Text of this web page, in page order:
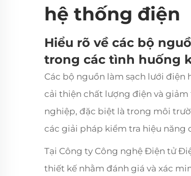
hệ thống điện
Hiểu rõ về các bộ
trong các tình huống
Các bộ nguồn làm sạch lưới
cải thiện chất lượng điện và
nghiệp, đặc biệt là trong môi
các giải pháp kiểm tra hiệu
Tại Công ty Công nghệ Điện tử
thiết kế nhằm đánh giá và xác